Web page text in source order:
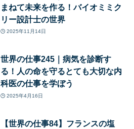
まねて未来を作る！バイオミミク
リー設計士の世界
2025年11月14日
世界の仕事245｜病気を診断す
る！人の命を守るとても大切な内
科医の仕事を学ぼう
2025年4月16日
【世界の仕事84】フランスの塩